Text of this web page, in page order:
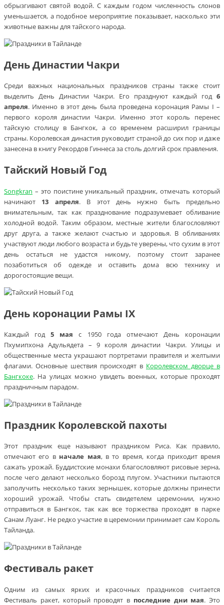
обрызгивают святой водой. С каждым годом численность слонов
уменьшается, а подобное мероприятие показывает, насколько эти
животные важны для тайского народа.
День Династии Чакри
Среди важных национальных праздников страны также стоит
выделить День Династии Чакри. Его празднуют каждый год 6
апреля. Именно в этот день была проведена коронация Рамы I –
первого короля династии Чакри. Именно этот король перенес
тайскую столицу в Бангкок, а со временем расширил границы
страны. Королевская династия руководит страной до сих пор и даже
занесена в книгу Рекордов Гиннеса за столь долгий срок правления.
Тайский Новый Год
Songkran – это поистине уникальный праздник, отмечать который
начинают 13 апреля. В этот день нужно быть предельно
внимательным, так как празднование подразумевает обливание
холодной водой. Таким образом, местные жители благословляют
друг друга, а также желают счастью и здоровья. В обливаниях
участвуют люди любого возраста и будьте уверены, что сухим в этот
день остаться не удастся никому, поэтому стоит заранее
позаботиться об одежде и оставить дома всю технику и
дорогостоящие вещи.
День коронации Рамы IX
Каждый год5 мая с 1950 года отмечают День коронации
Пхумипхона Адульядета – 9 короля династии Чакри. Улицы и
общественные места украшают портретами правителя и желтыми
флагами. Основные шествия происходят в Королевском дворце в
Бангкоке. На улицах можно увидеть военных, которые проходят
праздничным парадом.
Праздник Королевской пахоты
Этот праздник еще называют праздником Риса. Как правило,
отмечают его в начале мая, в то время, когда приходит время
сажать урожай. Буддистские монахи благословляют рисовые зерна,
после чего делают несколько борозд плугом. Участники пытаются
заполучить несколько таких зернышек, которые должны принести
хороший урожай. Чтобы стать свидетелем церемонии, нужно
отправиться в Бангкок, так как все торжества проходят в парке
Санам Луанг. Не редко участие в церемонии принимает сам Король
Тайланда.
Фестиваль ракет
Одним из самых ярких и красочных праздников считается
Фестиваль ракет, который проводят в последние дни мая. Это